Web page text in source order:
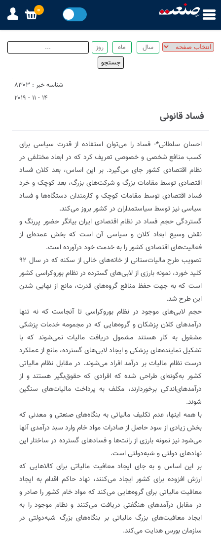
شناسه خبر : 8303
14 - 11 - 2019
فساد قانونی
احسان سلطانی*- فساد را می‌توان استفاده از قدرت سیاسی برای
کسب منافع شخصی و خصوصی تعریف کرد که در ابعاد مختلفی در
نظام اقتصادی کشور جای می‌گیرد‌. بر این اساس، بعد کلان فساد
اقتصادی توسط مقامات بزرگ و شرکت‌های بزرگ، بعد کوچک و خرد
فساد اقتصادی توسط مقامات کوچک و کارمندان دستگاه‌ها و فساد
سیاسی نیز توسط سیاستمداران در کشور بروز می‌کند.
گستردگی حجم فساد در نظام اقتصادی ایران بیانگر حضور پررنگ و
نقش وسیع ابعاد کلان و سیاسی آن است که بخش عمده‌ای از
فعالیت‌های اقتصادی کشور را به خدمت خود درآورده است‌.
تصویب طرح مالیات‌ستانی از خانه‌های خالی از سکنه که در سال ۹۲
کلید خورد، نمونه بارزی از لابی‌های گسترده در نظام بوروکراسی کشور
است که به جهت حفظ منافع گروه‌های قدرت، مانع از نهایی شدن
این طرح شد‌.
حجم لابی‌های موجود در نظام بوروکراسی تا آنجاست که نه تنها
درآمدهای کلان پزشکان و گروه‌هایی که در مجمومه خدمات پزشکی
مشغول به کار هستند مشمول دریافت مالیات نمی‌شوند که با
تشکیل نماینده‌های پزشکی و ایجاد لابی‌های گسترده، مانع از عملکرد
درست نظام مالیات بر درآمد افراد می‌شوند‌. در مقابل نظام مالیاتی
کشور به‌گونه‌ای طراحی شده که افرادی که حقوق‌بگیر هستند و از
درآمدهای‌اندکی برخوردارند، مکلف به پرداخت مالیات‌های سنگین
شوند‌.
با همه اینها، عدم تکلیف مالیاتی به بنگاه‌های صنعتی و معدنی که
بخش زیادی از سود حاصل از صادرات مواد خام وارد سبد درآمدی آنها
می‌شود نیز نمونه بارزی از رانت‌ها و فسادهای گسترده در ساختار این
نهادهای دولتی و شبه‌دولتی است‌.
بر این اساس و به جای ایجاد معافیت مالیاتی برای کالاهایی که
ارزش افزوده برای کشور ایجاد می‌کنند، نهاد حاکم اقدام به ایجاد
معافیت مالیاتی برای گروه‌هایی می‌کند که مواد خام کشور را صادر و
در مقابل درآمدهای هنگفتی دریافت می‌کنند و نظام موجود را به
ایجاد معافیت‌های بزرگ مالیاتی بر بنگاه‌های بزرگ شبه‌دولتی در
سازمان بورس هدایت می‌کند‌.
0